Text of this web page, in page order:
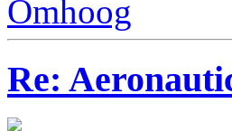
Omhoog
Re: